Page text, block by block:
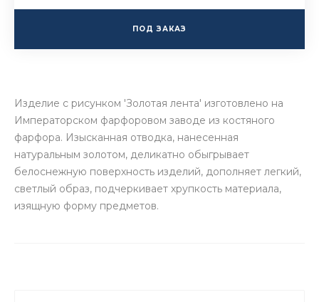
ПОД ЗАКАЗ
Изделие с рисунком 'Золотая лента' изготовлено на
Императорском фарфоровом заводе из костяного
фарфора. Изысканная отводка, нанесенная
натуральным золотом, деликатно обыгрывает
белоснежную поверхность изделий, дополняет легкий,
светлый образ, подчеркивает хрупкость материала,
изящную форму предметов.